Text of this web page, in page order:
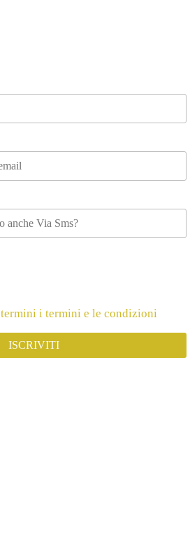
termini i termini e le condizioni